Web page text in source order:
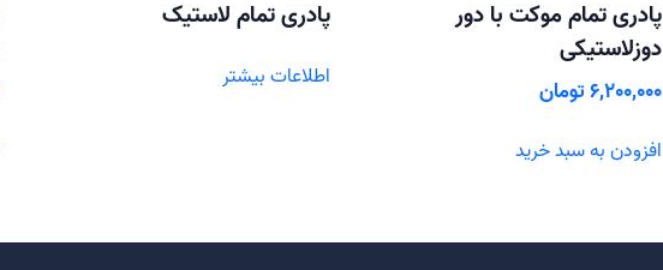
پادری تمام موکت با دور
دوزلاستیکی
6,200,000تومان
افزودن به سبد خرید
پادری تمام لاستیک
اطلاعات بیشتر